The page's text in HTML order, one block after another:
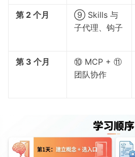
第 2 个月
⑨ Skills 与
子代理、钩子
第 3 个月
⑩ MCP + ⑪
团队协作